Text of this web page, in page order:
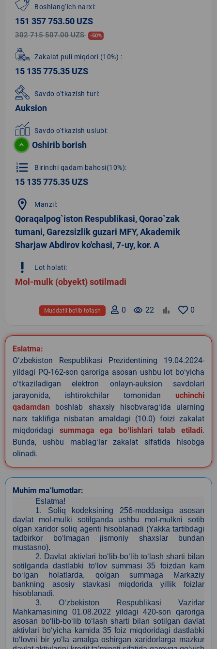
Boshlang‘ich narxi:
151 357 753.50 UZS
302 715 507.00 UZS -50%
Zakalat puli miqdori (10%) :
15 135 775.35 UZS
Savdo o‘tkazish turi:
Auksion
Savdo o‘tkazish uslubi:
Oshirib borish
format_list_numbered Birinchi qadam bahosi(10%):
15 135 775.35 UZS
location_on Manzil:
Qoraqalpog`iston Respublikasi, Qorao`zak
tumani, Garezsizlik guzari MFY, Akademik
Sharjaw Abdirov ko'chasi, 7-uy, kor. A
priority_high Lot holati:
Mol-mulk (obyekt) sotilmadi
0
remove_red_eye 22
0
Muddatli bo‘lib to‘lash
Eslatma:
Oʻzbekiston Respublikasi Prezidentining 19.04.2024-
yildagi PQ-162-son qaroriga asosan ushbu lot boʻyicha
oʻtkaziladigan elektron onlayn-auksion savdolari
jarayonida, ishtirokchilar tomonidan uchinchi
qadamdan boshlab shaxsiy hisobvaragʻida ularning
narx taklifiga nisbatan amaldagi (10.0) foizi zakalat
miqdoridagi summaga ega boʻlishlari talab etiladi.
Bunda, ushbu mablagʻlar zakalat sifatida hisobga
olinadi.
Muhim ma’lumotlar:
Eslatma!
1. Soliq kodeksining 256-moddasiga asosan
davlat mol-mulki sotilganda ushbu mol-mulkni sotib
olgan xaridor soliq agenti hisoblanadi (Yakka tartibdagi
tadbirkor bo‘lmagan jismoniy shaxslar bundan
mustasno).
2. Davlat aktivlari bo‘lib-bo‘lib to‘lash sharti bilan
sotilganda dastlabki to‘lov summasi 35 foizdan kam
bo‘lgan holatlarda, qolgan summaga Markaziy
bankning asosiy stavkasi miqdorida yillik foizlar
hisoblanadi.
3. O‘zbekiston Respublikasi Vazirlar
Mahkamasining 01.08.2022 yildagi 420-son qaroriga
asosan bo‘lib-bo‘lib to‘lash sharti bilan sotilgan davlat
aktivlari bo‘yicha kamida 35 foiz miqdoridagi dastlabki
to‘lovni bir yo‘la amalga oshirgan xaridorlarga mazkur